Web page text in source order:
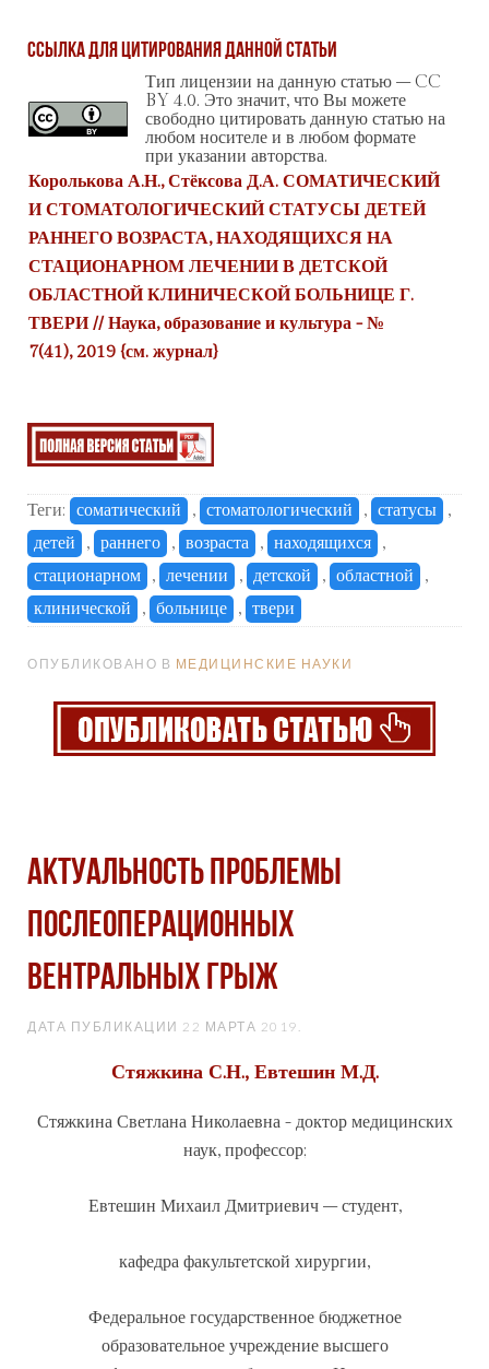
Ссылка для цитирования данной статьи
Тип лицензии на данную статью – CC
BY 4.0. Это значит, что Вы можете
свободно цитировать данную статью на
любом носителе и в любом формате
при указании авторства.
Королькова А.Н., Стёксова Д.А. СОМАТИЧЕСКИЙ
И СТОМАТОЛОГИЧЕСКИЙ СТАТУСЫ ДЕТЕЙ
РАННЕГО ВОЗРАСТА, НАХОДЯЩИХСЯ НА
СТАЦИОНАРНОМ ЛЕЧЕНИИ В ДЕТСКОЙ
ОБЛАСТНОЙ КЛИНИЧЕСКОЙ БОЛЬНИЦЕ Г.
ТВЕРИ // Наука, образование и культура - №
7(41), 2019 {см. журнал}
Теги: соматический , стоматологический , статусы ,
детей
, раннего , возраста , находящихся ,
стационарном , лечении , детской , областной
,
клинической
, больнице , твери
ОПУБЛИКОВАНО В МЕДИЦИНСКИЕ НАУКИ
АКТУАЛЬНОСТЬ ПРОБЛЕМЫ
ПОСЛЕОПЕРАЦИОННЫХ
ВЕНТРАЛЬНЫХ ГРЫЖ
ДАТА ПУБЛИКАЦИИ 22 МАРТА 2019 .
Стяжкина С.Н., Евтешин М.Д.
Стяжкина Светлана Николаевна - доктор медицинских
наук, профессор;
Евтешин Михаил Дмитриевич – студент,
кафедра факультетской хирургии,
Федеральное государственное бюджетное
образовательное учреждение высшего